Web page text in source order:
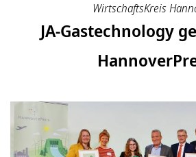
WirtschaftsKreis
JA-Gas­techno­logy